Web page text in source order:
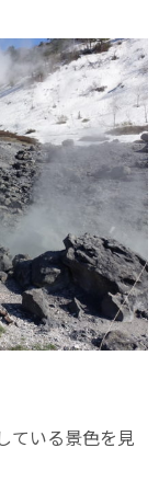
ている景色を見